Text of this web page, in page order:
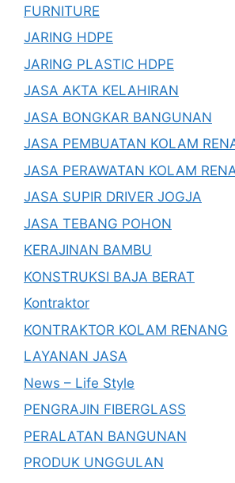
FURNITURE
JARING HDPE
JARING PLASTIC HDPE
JASA AKTA KELAHIRAN
JASA BONGKAR BANGUNAN
JASA PEMBUATAN KOLAM
JASA PERAWATAN KOLAM
JASA SUPIR DRIVER JOGJA
JASA TEBANG POHON
KERAJINAN BAMBU
KONSTRUKSI BAJA BERAT
Kontraktor
KONTRAKTOR KOLAM RENANG
LAYANAN JASA
News – Life Style
PENGRAJIN FIBERGLASS
PERALATAN BANGUNAN
PRODUK UNGGULAN